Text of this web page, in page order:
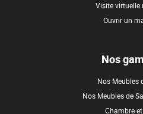
Visite virtuelle
Ouvrir un
Nos
Nos Meubles
Nos Meubles de
Chambre